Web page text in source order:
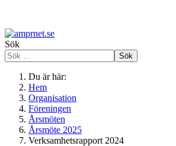
Sök
Sök
Du är här:
Hem
Organisation
Föreningen
Årsmöten
Årsmöte 2025
Verksamhetsrapport 2024